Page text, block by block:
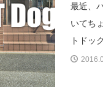
最近、
いてち
トドッ